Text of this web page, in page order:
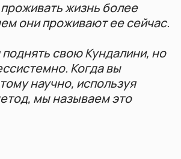
всех новостей
о событиях и
обработку
и получение